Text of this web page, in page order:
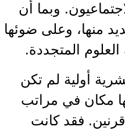
وبما أن
منها، وعلى ضوئها
المتجددة.
أولية لم تكن
مكان في مراتب
قرنين. فقد كانت